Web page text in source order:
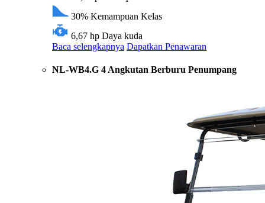
30% Kemampuan Kelas
6,67 hp Daya kuda
Baca selengkapnya Dapatkan Penawaran
NL-WB4.G 4 Angkutan Berburu Penumpang